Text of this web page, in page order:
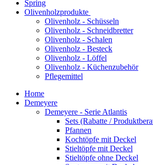
Spring
Olivenholzprodukte
Olivenholz - Schüsseln
Olivenholz - Schneidbretter
Olivenholz - Schalen
Olivenholz - Besteck
Olivenholz - Löffel
Olivenholz - Küchenzubehör
Pflegemittel
Home
Demeyere
Demeyere - Serie Atlantis
Sets (Rabatte /
Pfannen
Kochtöpfe mit Deckel
Stieltöpfe mit Deckel
Stieltöpfe ohne Deckel